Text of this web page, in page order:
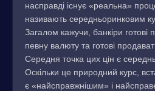
насправді існує «реальна»
називають середньоринковим
Загалом кажучи, банкіри готові
певну валюту та готові
Середня точка цих цін є
Оскільки це природний курс,
є «найсправжнішим» і